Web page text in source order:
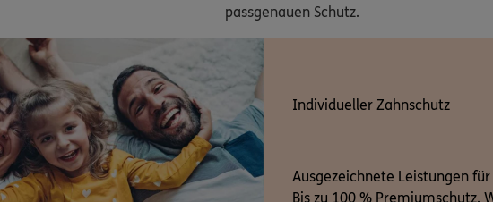
passgenauen Schutz.
Individueller Zahnschutz
Ausgezeichnete Leistungen
Bis zu 100 % Premiumschutz.